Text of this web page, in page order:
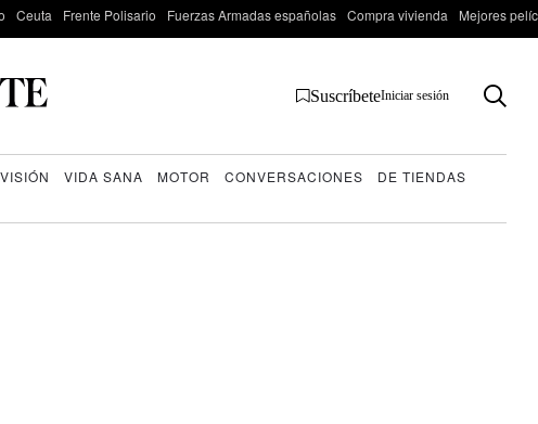
Ceuta Frente Polisario Fuerzas Armadas españolas Compra vivienda Mejores
SuscríbeteIniciar sesión
VIDA SANA MOTOR CONVERSACIONES
DE TIENDAS